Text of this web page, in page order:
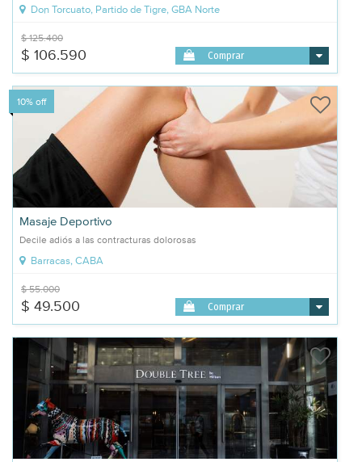
Don Torcuato, Partido de Tigre, GBA Norte
$ 125.400
$ 106.590 Comprar
10% off
Masaje Deportivo
Decile adiós a las contracturas dolorosas
Barracas, CABA
$ 55.000
$ 49.500 Comprar